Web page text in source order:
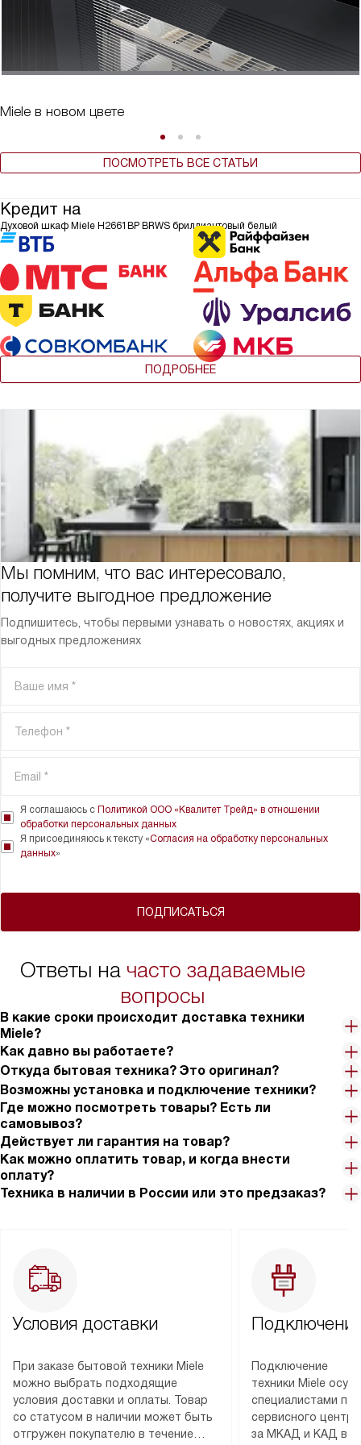
Miele в новом цвете
ПОСМОТРЕТЬ ВСЕ СТАТЬИ
Кредит на
Духовой шкаф Miele H2661BP BRWS бриллиантовый белый
ПОДРОБНЕЕ
Мы помним, что вас интересовало,
получите выгодное предложение
Подпишитесь, чтобы первыми узнавать о новостях, акциях и
выгодных предложениях
ПОДПИСАТЬСЯ
Я соглашаюсь с Политикой ООО «Квалитет Трейд» в отношении
обработки персональных данных
Я присоединяюсь к тексту «Согласия на обработку персональных
данных»
Ответы на часто задаваемые
вопросы
В какие сроки происходит доставка техники
Miele?
Как давно вы работаете?
Откуда бытовая техника? Это оригинал?
Возможны установка и подключение техники?
Где можно посмотреть товары? Есть ли
самовывоз?
Действует ли гарантия на товар?
Как можно оплатить товар, и когда внести
оплату?
Техника в наличии в России или это предзаказ?
Условия доставки
При заказе бытовой техники Miele
можно выбрать подходящие
условия доставки и оплаты. Товар
со статусом в наличии может быть
отгружен покупателю в течение
Подключение
техники Miele
специалистами
сервисного
за МКАД и КАД